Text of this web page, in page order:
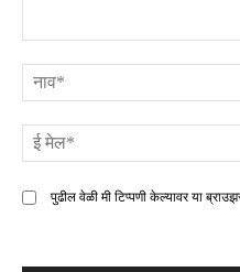
पुढील वेळी मी टिप्पणी केल्यावर या